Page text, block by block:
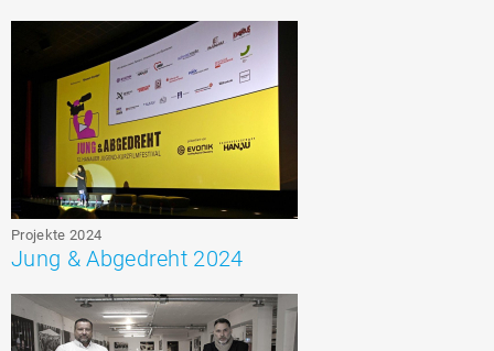
Projekte 2024
Jung & Abgedreht 2024